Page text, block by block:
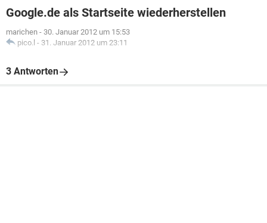
Google.de als Startseite wiederherstellen
marichen - 30. Januar 2012 um 15:53
pico.l - 31. Januar 2012 um 23:11
3 Antworten